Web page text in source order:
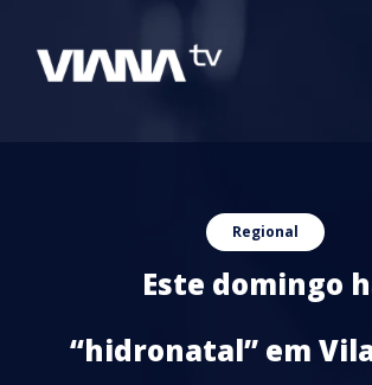
Regional
Este domingo
“hidronatal” em